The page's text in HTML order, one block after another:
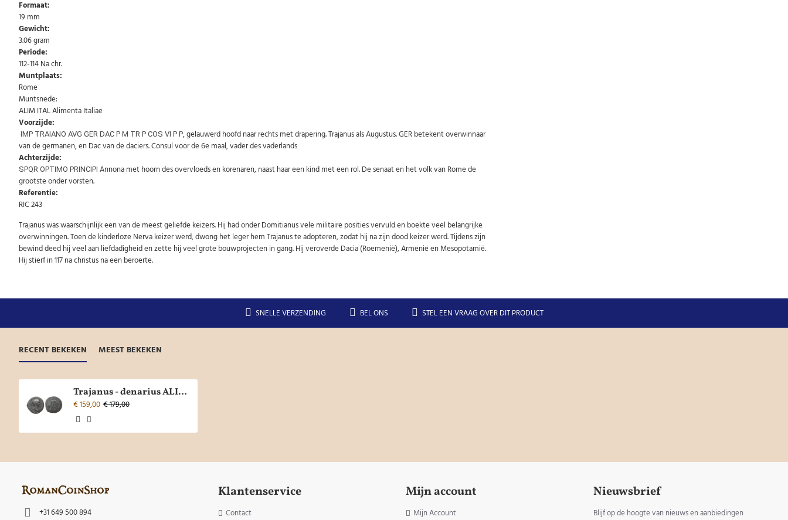
Formaat:
19 mm
Gewicht:
3.06 gram
Periode:
112-114 Na chr.
Muntplaats:
Rome
Muntsnede:
ALIM ITAL Alimenta Italiae
Voorzijde:
IMP TRAIANO AVG GER DAC P M TR P COS VI P P, gelauwerd hoofd naar rechts met drapering. Trajanus als Augustus. GER betekent overwinnaar
van de germanen, en Dac van de daciers. Consul voor de 6e maal, vader des vaderlands
Achterzijde:
SPQR OPTIMO PRINCIPI Annona met hoorn des overvloeds en korenaren, naast haar een kind met een rol. De senaat en het volk van Rome de
grootste onder vorsten.
Referentie:
RIC 243
Trajanus was waarschijnlijk een van de meest geliefde keizers. Hij had onder Domitianus vele militaire posities vervuld en boekte veel belangrijke
overwinningen. Toen de kinderloze Nerva keizer werd, dwong het leger hem Trajanus te adopteren, zodat hij na zijn dood keizer werd. Tijdens zijn
bewind deed hij veel aan liefdadigheid en zette hij veel grote bouwprojecten in gang. Hij veroverde Dacia (Roemenië), Armenië en Mesopotamië.
Hij stierf in 117 na christus na een beroerte.
SNELLE VERZENDING BEL ONS STEL EEN VRAAG OVER DIT PRODUCT
RECENT BEKEKEN MEEST BEKEKEN
Trajanus - denarius ALIMENTA ITALIAE (JUN2678)
€ 159,00 € 179,00
+31 649 500 894
Klantenservice
Contact
Mijn account
Mijn Account
Nieuwsbrief
Blijf op de hoogte van nieuws en aanbiedingen